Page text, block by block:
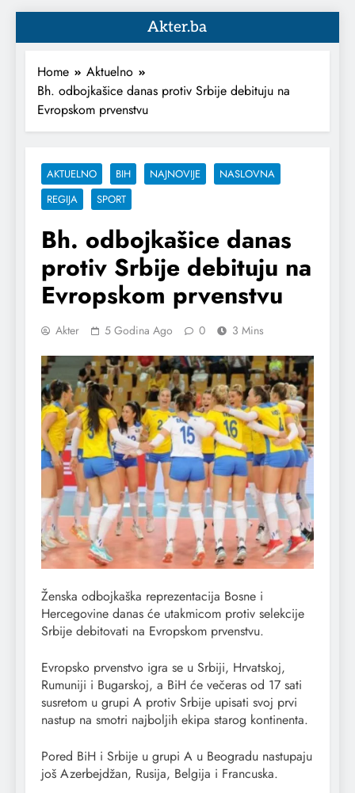
Akter.ba
Home
Aktuelno
Bh. odbojkašice danas protiv Srbije debituju na
Evropskom prvenstvu
AKTUELNO BIH NAJNOVIJE
NASLOVNA
REGIJA
SPORT
Bh. odbojkašice danas
protiv Srbije debituju na
Evropskom prvenstvu
Akter 5 Godina Ago 0 3 Mins
Ženska odbojkaška reprezentacija Bosne i
Hercegovine danas će utakmicom protiv selekcije
Srbije debitovati na Evropskom prvenstvu.
Evropsko prvenstvo igra se u Srbiji, Hrvatskoj,
Rumuniji i Bugarskoj, a BiH će večeras od 17 sati
susretom u grupi A protiv Srbije upisati svoj prvi
nastup na smotri najboljih ekipa starog kontinenta.
Pored BiH i Srbije u grupi A u Beogradu nastupaju
još Azerbejdžan, Rusija, Belgija i Francuska.